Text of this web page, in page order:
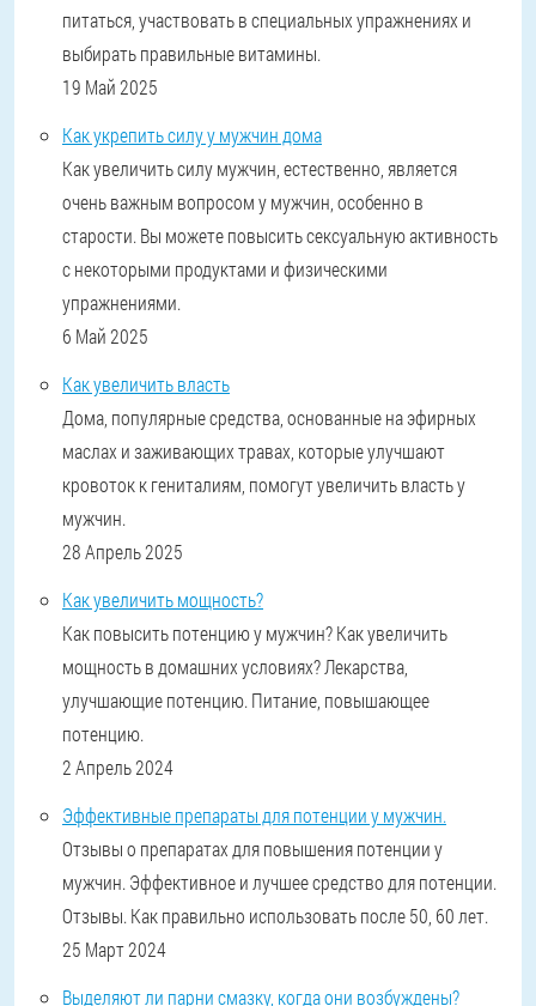
питаться, участвовать в специальных упражнениях и
выбирать правильные витамины.
19 Май 2025
Как укрепить силу у мужчин дома
Как увеличить силу мужчин, естественно, является
очень важным вопросом у мужчин, особенно в
старости. Вы можете повысить сексуальную активность
с некоторыми продуктами и физическими
упражнениями.
6 Май 2025
Как увеличить власть
Дома, популярные средства, основанные на эфирных
маслах и заживающих травах, которые улучшают
кровоток к гениталиям, помогут увеличить власть у
мужчин.
28 Апрель 2025
Как увеличить мощность?
Как повысить потенцию у мужчин? Как увеличить
мощность в домашних условиях? Лекарства,
улучшающие потенцию. Питание, повышающее
потенцию.
2 Апрель 2024
Эффективные препараты для потенции у мужчин.
Отзывы о препаратах для повышения потенции у
мужчин. Эффективное и лучшее средство для потенции.
Отзывы. Как правильно использовать после 50, 60 лет.
25 Март 2024
Выделяют ли парни смазку, когда они возбуждены?